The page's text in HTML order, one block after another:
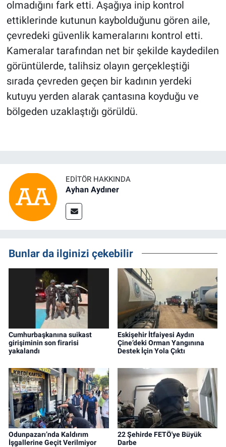
olmadığını fark etti. Aşağıya inip kontrol
ettiklerinde kutunun kaybolduğunu gören aile,
çevredeki güvenlik kameralarını kontrol etti.
Kameralar tarafından net bir şekilde kaydedilen
görüntülerde, talihsiz olayın gerçekleştiği
sırada çevreden geçen bir kadının yerdeki
kutuyu yerden alarak çantasına koyduğu ve
bölgeden uzaklaştığı görüldü.
EDITÖR HAKKINDA
Ayhan Aydıner
Bunlar da ilginizi çekebilir
Cumhurbaşkanına suikast
girişiminin son firarisi
yakalandı
Eskişehir İtfaiyesi Aydın
Çine’deki Orman Yangınına
Destek İçin Yola Çıktı
Odunpazarı’nda Kaldırım
İşgallerine Geçit Verilmiyor
22 Şehirde FETÖ'ye Büyük
Darbe